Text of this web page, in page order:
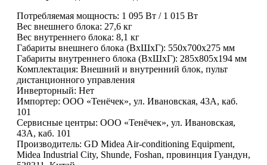
Потребляемая мощность: 1 095 Вт / 1 015 Вт
Вес внешнего блока: 27,6 кг
Вес внутреннего блока: 8,1 кг
Габариты внешнего блока (ВхШхГ): 550x700x275 мм
Габариты внутреннего блока (ВхШхГ): 285х805x194 мм
Комплектация: Внешний и внутренний блок, пульт
дистанционного управления
Инверторный: Нет
Импортер: ООО «Тенёчек», ул. Ивановская, 43А, каб.
101
Сервисные центры: ООО «Тенёчек», ул. Ивановская,
43А, каб. 101
Производитель: GD Midea Air-conditioning Equipment,
Midea Industrial City, Shunde, Foshan, провинция Гуандун,